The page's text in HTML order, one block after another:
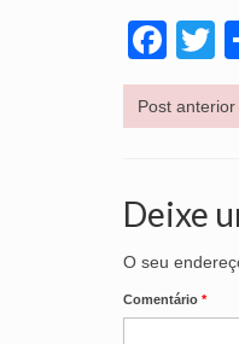
Post anterior
Deixe
O seu
Comentário *